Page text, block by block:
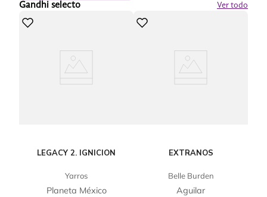
Gandhi selecto Ver todo
LEGACY 2. IGNICION
Yarros
Planeta México
EXTRANOS
Belle Burden
Aguilar